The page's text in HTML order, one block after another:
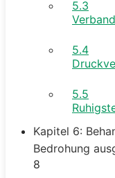
5.3
Verband
5.4
5.5
Kapitel 6:
Bedrohung
8